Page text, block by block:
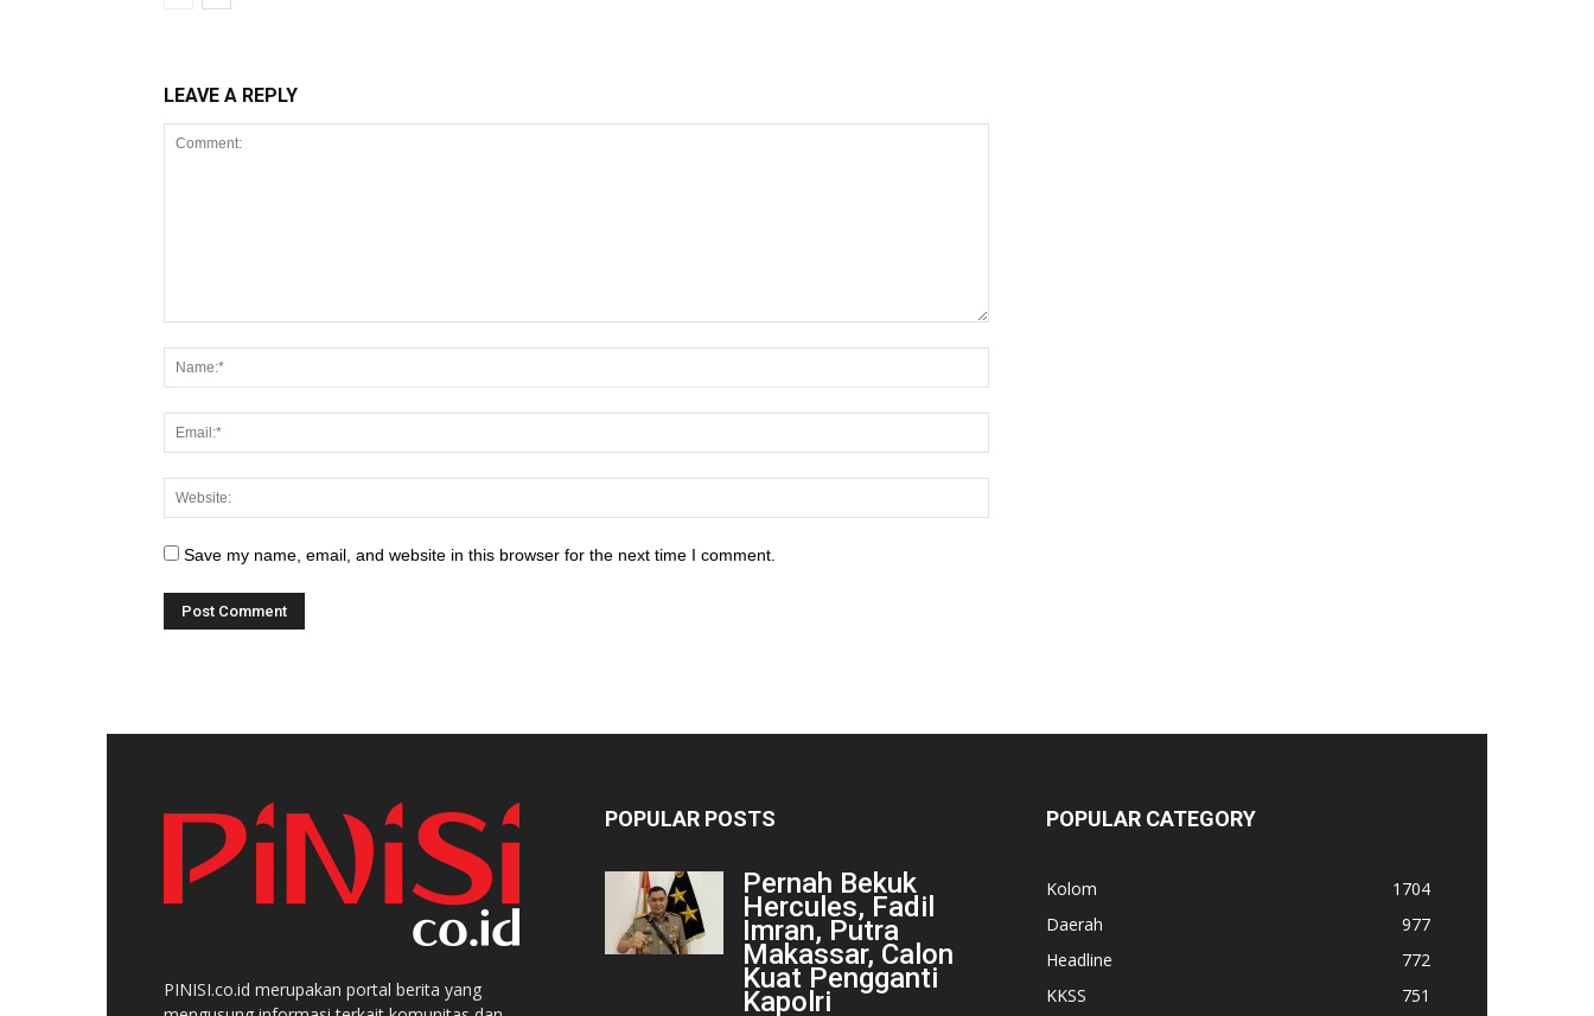
LEAVE A REPLY
Save my name, email, and website in this browser for the next time I comment.
PINISI.co.id merupakan portal berita yang
POPULAR POSTS
Pernah Bekuk
Hercules, Fadil
Imran, Putra
Makassar, Calon
Kuat Pengganti
Kapolri
POPULAR CATEGORY
Kolom
1704
Daerah
977
Headline
772
KKSS
751